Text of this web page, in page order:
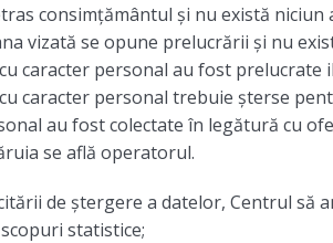
consimțământul și nu există
vizată se opune prelucrării și nu
caracter personal au fost prelucrate
caracter personal trebuie șterse
au fost colectate în legătură cu
se află operatorul.
de ștergere a datelor, Centrul să
statistice;